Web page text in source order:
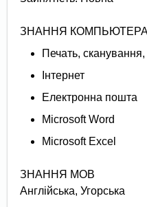
ЗНАННЯ
Печать,
Інтернет
Електронна пошта
Microsoft Word
Microsoft Excel
ЗНАННЯ МОВ
Англійська, Угорська